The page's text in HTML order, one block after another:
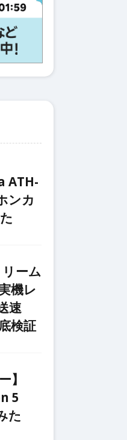
ATH-
ンカ
ーム
機レ
速
検証
】
5
た